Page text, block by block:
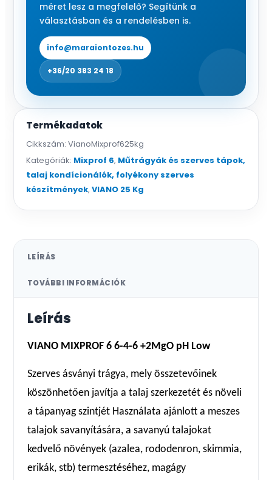
m3
preparálás,
25
kg=250
m
mennyiség
méret lesz a megfelelő? Segítünk a
választásban és a rendelésben is.
info@maraiontozes.hu
+36/20 383 24 18
Termékadatok
Cikkszám: VianoMixprof625kg
Kategóriák: Mixprof 6, Műtrágyák és szerves tápok,
talaj kondícionálók, folyékony szerves
készítmények, VIANO 25 Kg
LEÍRÁS
TOVÁBBI INFORMÁCIÓK
Leírás
VIANO MIXPROF 6 6-4-6 +2MgO pH Low
Szerves ásványi trágya, mely összetevőinek
köszönhetően javítja a talaj szerkezetét és növeli
a tápanyag szintjét Használata ajánlott a meszes
talajok savanyítására, a savanyú talajokat
kedvelő növények (azalea, rododenron, skimmia,
erikák, stb) termesztéséhez, magágy